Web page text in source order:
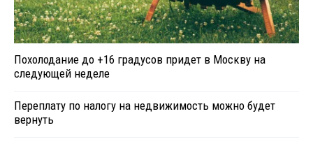
Похолодание до +16 градусов придет в Москву на
следующей неделе
Переплату по налогу на недвижимость можно будет
вернуть